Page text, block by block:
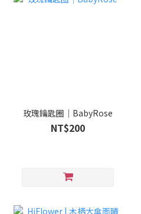
玫瑰鑰匙圈｜BabyRose
NT$200